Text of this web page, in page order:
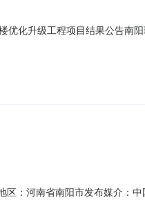
化升级工程项目结果公告南
机构：南阳信威招标代理有限
：河南省南阳市发布媒介：